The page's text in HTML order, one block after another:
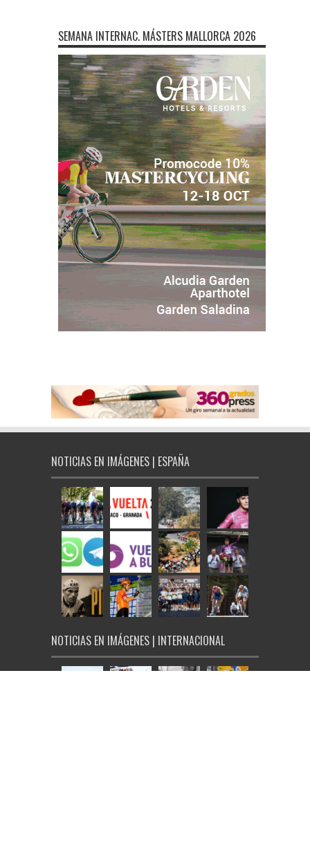
SEMANA INTERNAC. MÁSTERS MALLORCA 2026
NOTICIAS EN IMÁGENES | ESPAÑA
NOTICIAS EN IMÁGENES | INTERNACIONAL